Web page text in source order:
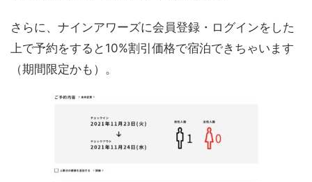
さらに、ナインアワーズに会員登録・ログインをした
上で予約をすると10%割引価格で宿泊できちゃいます
（期間限定かも）。